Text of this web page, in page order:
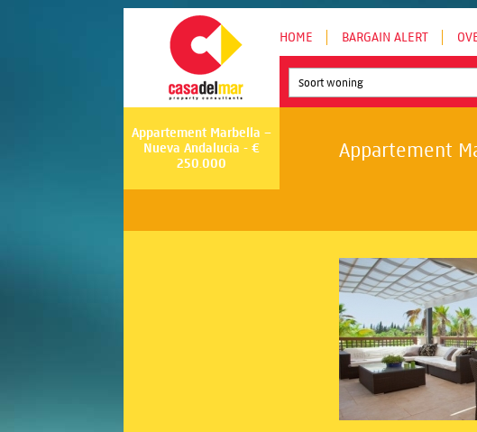
HOME BARGAIN ALERT
Soort woning
Appartement Marbella –
Nueva Andalucia - €
250.000
Appartement